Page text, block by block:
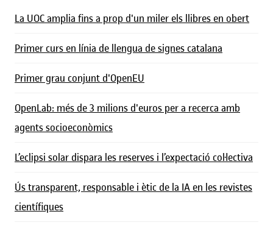
La UOC amplia fins a prop d'un miler els llibres en obert
Primer curs en línia de llengua de signes catalana
Primer grau conjunt d'OpenEU
OpenLab: més de 3 milions d'euros per a recerca amb
agents socioeconòmics
L’eclipsi solar dispara les reserves i l’expectació col·lectiva
Ús transparent, responsable i ètic de la IA en les revistes
científiques